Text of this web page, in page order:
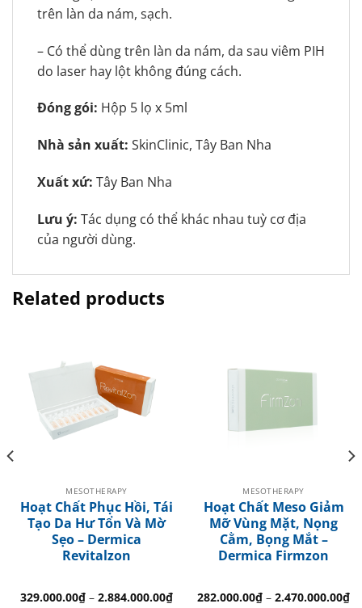
trên làn da nám, sạch.
– Có thể dùng trên làn da nám, da sau viêm PIH
do laser hay lột không đúng cách.
Đóng gói: Hộp 5 lọ x 5ml
Nhà sản xuất: SkinClinic, Tây Ban Nha
Xuất xứ: Tây Ban Nha
Lưu ý: Tác dụng có thể khác nhau tuỳ cơ địa
của người dùng.
Related products
MESOTHERAPY
Hoạt Chất Phục Hồi, Tái
Tạo Da Hư Tổn Và Mờ
Sẹo – Dermica
Revitalzon
329.000.00₫ – 2.884.000.00₫
MESOTHERAPY
Hoạt Chất Meso Giảm
Mỡ Vùng Mặt, Nọng
Cằm, Bọng Mắt –
Dermica Firmzon
282.000.00₫ – 2.470.000.00₫